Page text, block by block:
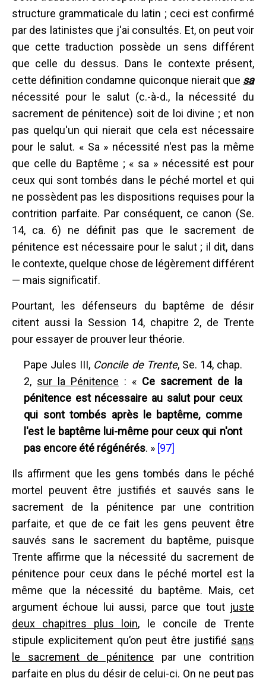
structure grammaticale du latin ; ceci est confirmé
par des latinistes que j'ai consultés. Et, on peut voir
que cette traduction possède un sens différent
que celle du dessus. Dans le contexte présent,
cette définition condamne quiconque nierait que sa
nécessité pour le salut (c.-à-d., la nécessité du
sacrement de pénitence) soit de loi divine ; et non
pas quelqu'un qui nierait que cela est nécessaire
pour le salut. « Sa » nécessité n'est pas la même
que celle du Baptême ; « sa » nécessité est pour
ceux qui sont tombés dans le péché mortel et qui
ne possèdent pas les dispositions requises pour la
contrition parfaite. Par conséquent, ce canon (Se.
14, ca. 6) ne définit pas que le sacrement de
pénitence est nécessaire pour le salut ; il dit, dans
le contexte, quelque chose de légèrement différent
— mais significatif.
Pourtant, les défenseurs du baptême de désir
citent aussi la Session 14, chapitre 2, de Trente
pour essayer de prouver leur théorie.
Pape Jules III, Concile de Trente, Se. 14, chap.
2, sur la Pénitence : « Ce sacrement de la
pénitence est nécessaire au salut pour ceux
qui sont tombés après le baptême, comme
l'est le baptême lui-même pour ceux qui n'ont
pas encore été régénérés. » [97]
Ils affirment que les gens tombés dans le péché
mortel peuvent être justifiés et sauvés sans le
sacrement de la pénitence par une contrition
parfaite, et que de ce fait les gens peuvent être
sauvés sans le sacrement du baptême, puisque
Trente affirme que la nécessité du sacrement de
pénitence pour ceux dans le péché mortel est la
même que la nécessité du baptême. Mais, cet
argument échoue lui aussi, parce que tout juste
deux chapitres plus loin, le concile de Trente
stipule explicitement qu’on peut être justifié sans
le sacrement de pénitence par une contrition
parfaite en plus du désir de celui-ci. On ne peut pas